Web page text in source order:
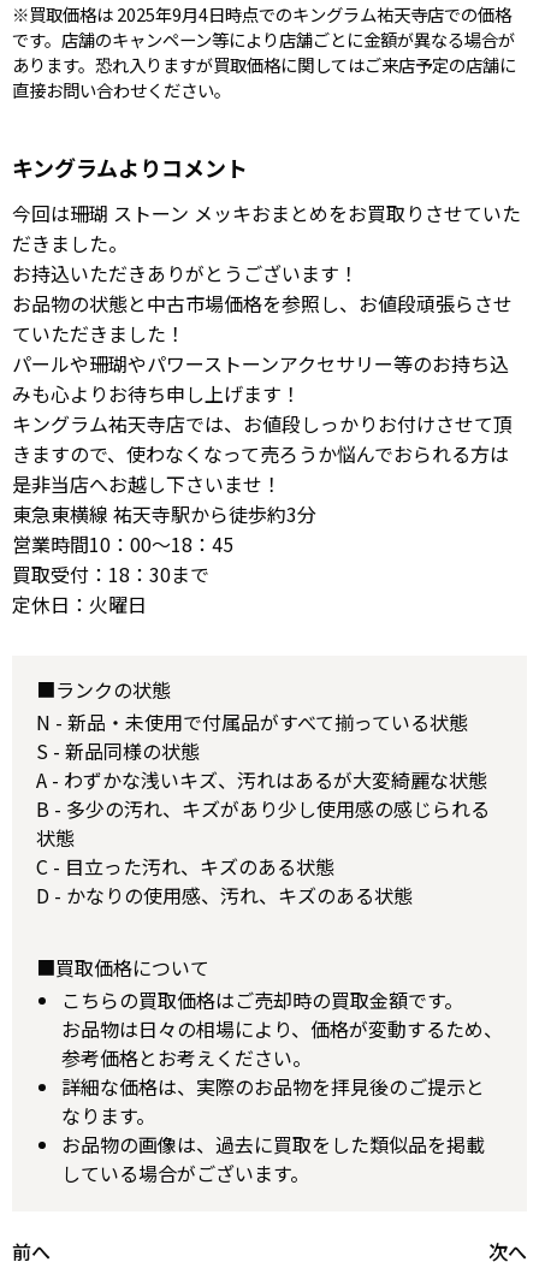
※買取価格は 2025年9月4日時点でのキングラム祐天寺店での価格
です。店舗のキャンペーン等により店舗ごとに金額が異なる場合が
あります。恐れ入りますが買取価格に関してはご来店予定の店舗に
直接お問い合わせください。
キングラムよりコメント
今回は珊瑚 ストーン メッキおまとめをお買取りさせていた
だきました。
お持込いただきありがとうございます！
お品物の状態と中古市場価格を参照し、お値段頑張らさせ
ていただきました！
パールや珊瑚やパワーストーンアクセサリー等のお持ち込
みも心よりお待ち申し上げます！
キングラム祐天寺店では、お値段しっかりお付けさせて頂
きますので、使わなくなって売ろうか悩んでおられる方は
是非当店へお越し下さいませ！
東急東横線 祐天寺駅から徒歩約3分
営業時間10：00～18：45
買取受付：18：30まで
定休日：火曜日
■ランクの状態
N - 新品・未使用で付属品がすべて揃っている状態
S - 新品同様の状態
A - わずかな浅いキズ、汚れはあるが大変綺麗な状態
B - 多少の汚れ、キズがあり少し使用感の感じられる
状態
C - 目立った汚れ、キズのある状態
D - かなりの使用感、汚れ、キズのある状態
■買取価格について
こちらの買取価格はご売却時の買取金額です。
お品物は日々の相場により、価格が変動するため、
参考価格とお考えください。
詳細な価格は、実際のお品物を拝見後のご提示と
なります。
お品物の画像は、過去に買取をした類似品を掲載
している場合がございます。
前へ 次へ